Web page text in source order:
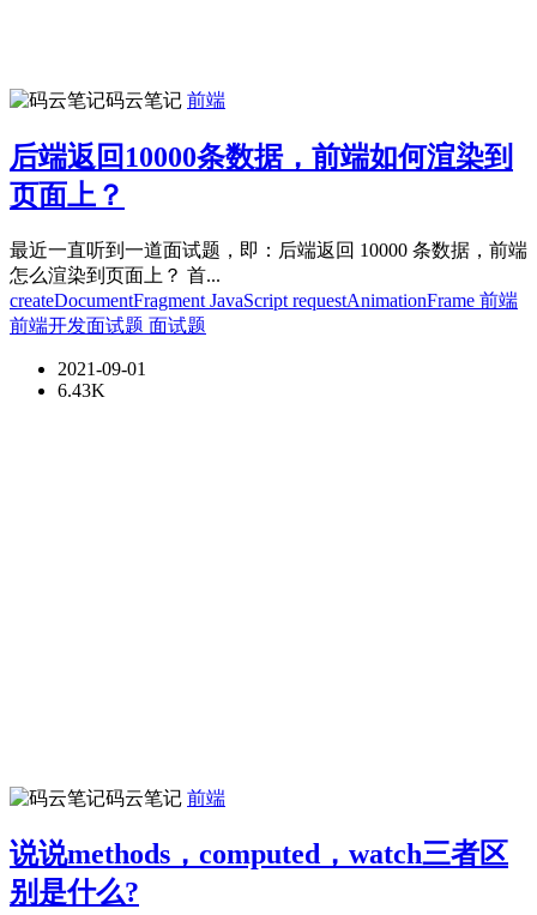
码云笔记 前端
后端返回10000条数据，前端如何渲染到
页面上？
最近一直听到一道面试题，即：后端返回 10000 条数据，前端
怎么渲染到页面上？ 首...
createDocumentFragment JavaScript requestAnimationFrame 前端
前端开发面试题 面试题
2021-09-01
6.43K
码云笔记 前端
说说methods，computed，watch三者区
别是什么?